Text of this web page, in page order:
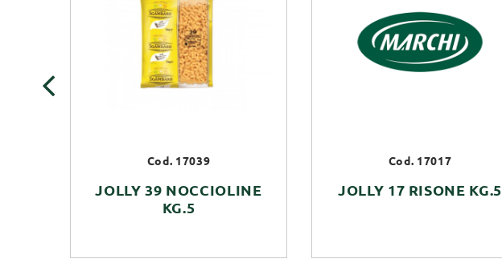
Cod. 17039
JOLLY 39 NOCCIOLINE
KG.5
Cod. 17017
JOLLY 17 RISONE KG.5